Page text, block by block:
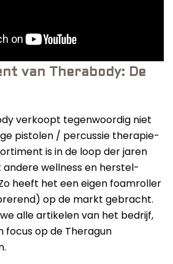
van Therabody: De
verkoopt tegenwoordig niet
pistolen / percussie therapie-
is in de loop der jaren
wellness en herstel-
heeft het een eigen foamroller
op de markt gebracht.
alle artikelen van het bedrijf,
focus op de Theragun